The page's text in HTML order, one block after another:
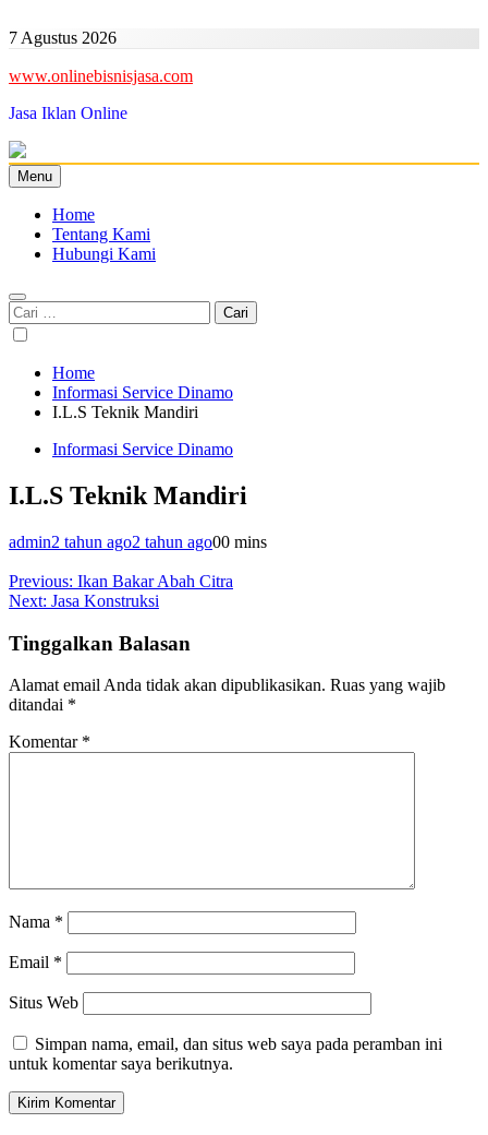
to
7 Agustus 2026
www.onlinebisnisjasa.com
Jasa Iklan Online
Menu
Home
Tentang Kami
Hubungi Kami
Cari
untuk:
Home
Informasi Service Dinamo
I.L.S Teknik Mandiri
Informasi Service Dinamo
I.L.S Teknik Mandiri
admin2 tahun ago2 tahun ago00 mins
Navigasi
pos
Previous: Ikan Bakar Abah Citra
Next: Jasa Konstruksi
Tinggalkan Balasan
Alamat email Anda tidak akan dipublikasikan. Ruas yang wajib
ditandai *
Komentar *
Nama *
Email *
Situs Web
Simpan nama, email, dan situs web saya pada peramban ini
untuk komentar saya berikutnya.